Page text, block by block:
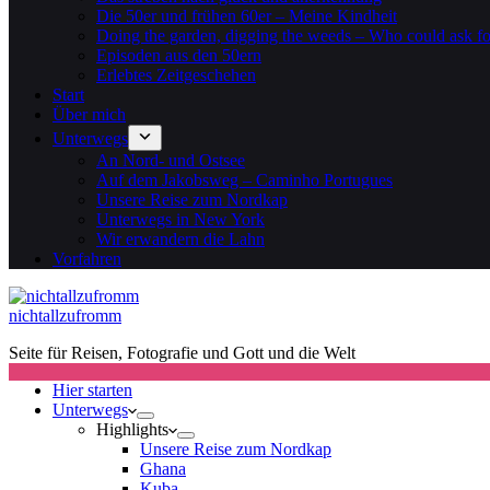
Die 50er und frühen 60er – Meine Kindheit
Doing the garden, digging the weeds – Who could ask
Episoden aus den 50ern
Erlebtes Zeitgeschehen
Start
Über mich
Unterwegs
An Nord- und Ostsee
Auf dem Jakobsweg – Caminho Portugues
Unsere Reise zum Nordkap
Unterwegs in New York
Wir erwandern die Lahn
Vorfahren
nichtallzufromm
Seite für Reisen, Fotografie und Gott und die Welt
Hier starten
Unterwegs
Highlights
Unsere Reise zum Nordkap
Ghana